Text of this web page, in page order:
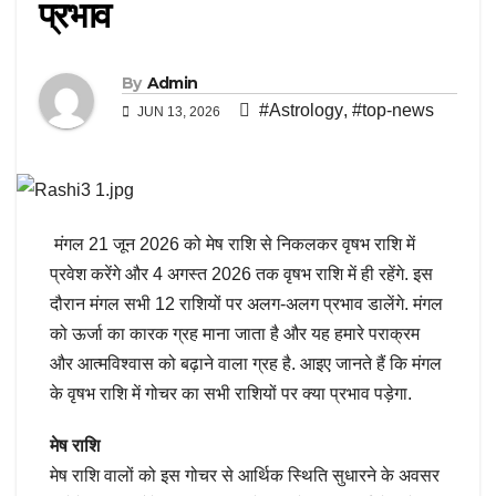
प्रभाव
By Admin
JUN 13, 2026 #Astrology, #top-news
मंगल 21 जून 2026 को मेष राशि से निकलकर वृषभ राशि में
प्रवेश करेंगे और 4 अगस्त 2026 तक वृषभ राशि में ही रहेंगे. इस
दौरान मंगल सभी 12 राशियों पर अलग-अलग प्रभाव डालेंगे. मंगल
को ऊर्जा का कारक ग्रह माना जाता है और यह हमारे पराक्रम
और आत्मविश्वास को बढ़ाने वाला ग्रह है. आइए जानते हैं कि मंगल
के वृषभ राशि में गोचर का सभी राशियों पर क्या प्रभाव पड़ेगा.
मेष राशि
मेष राशि वालों को इस गोचर से आर्थिक स्थिति सुधारने के अवसर